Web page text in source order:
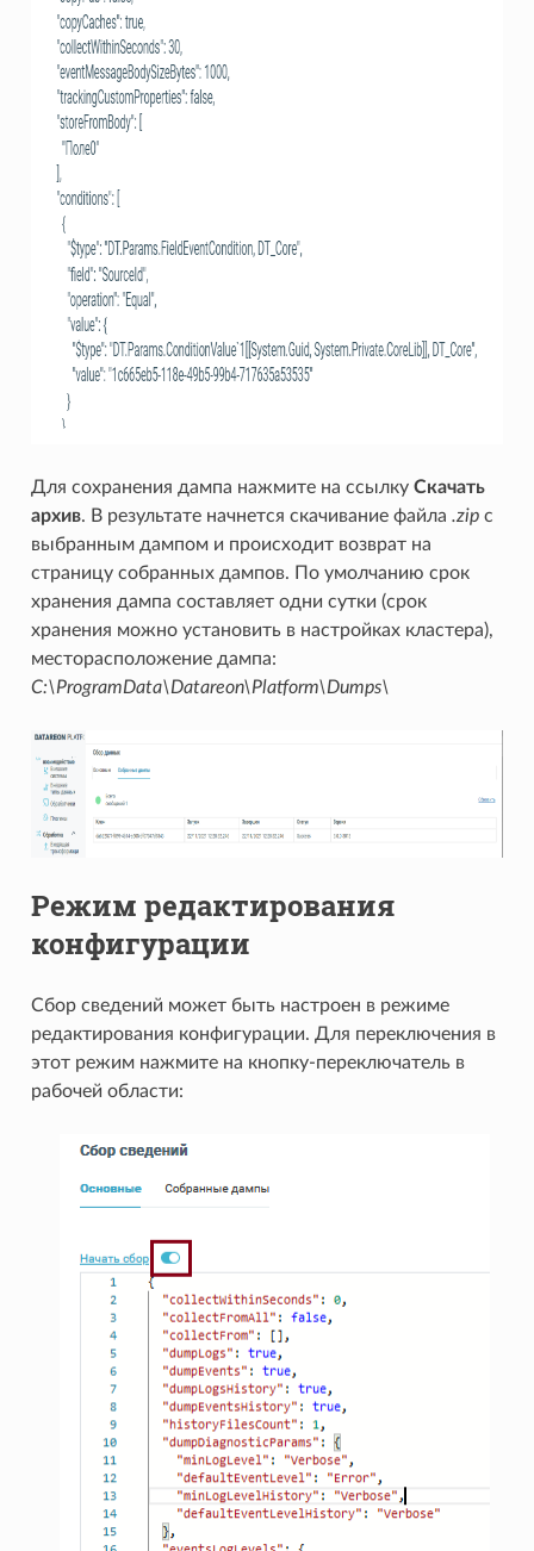
Для сохранения дампа нажмите на ссылку Скачать
архив. В результате начнется скачивание файла .zipс
выбранным дампом и происходит возврат на
страницу собранных дампов. По умолчанию срок
хранения дампа составляет одни сутки (срок
хранения можно установить в настройках кластера),
месторасположение дампа:
C:\ProgramData\Datareon\Platform\Dumps\
Режим редактирования
конфигурации
Сбор сведений может быть настроен в режиме
редактирования конфигурации. Для переключения в
этот режим нажмите на кнопку-переключатель в
рабочей области: